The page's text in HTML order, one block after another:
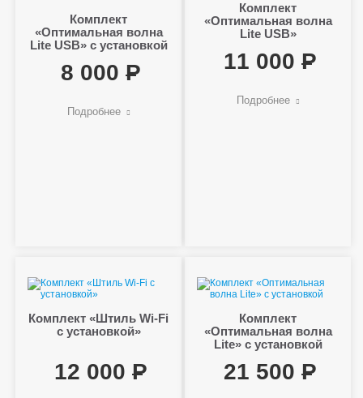
Комплект
«Оптимальная волна
Lite USB» с установкой
8 000
Подробнее
Комплект
«Оптимальная волна
Lite USB»
11 000
Подробнее
Комплект «Штиль Wi-Fi
с установкой»
12 000
Комплект
«Оптимальная волна
Lite» с установкой
21 500